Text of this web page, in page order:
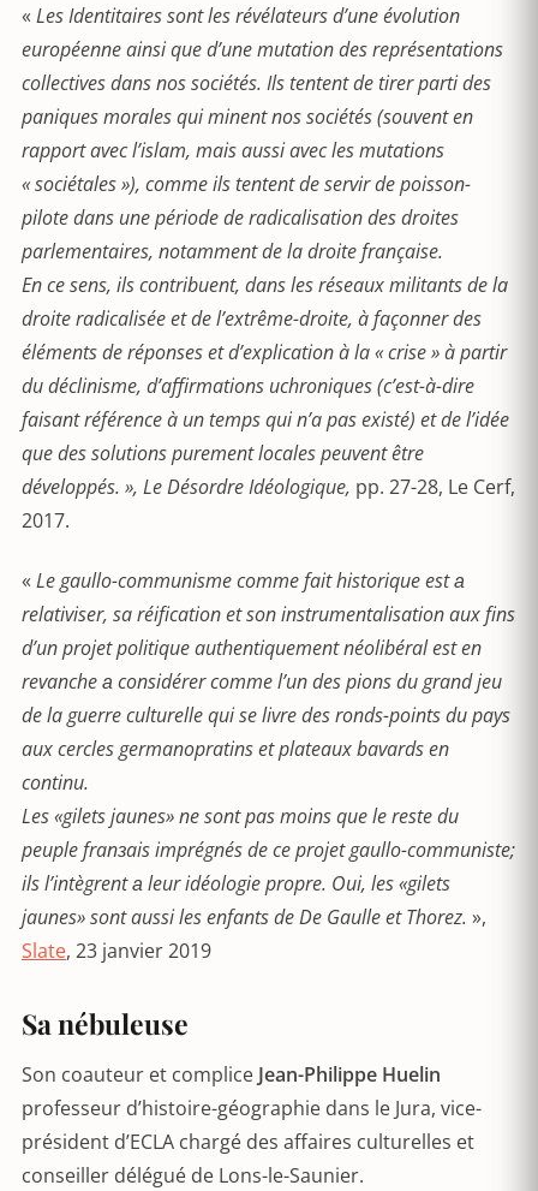
« Les Identitaires sont les révélateurs d’une évolution
européenne ainsi que d’une mutation des représentations
collectives dans nos sociétés. Ils tentent de tirer parti des
paniques morales qui minent nos sociétés (souvent en
rapport avec l’islam, mais aussi avec les mutations
« sociétales »), comme ils tentent de servir de poisson-
pilote dans une période de radicalisation des droites
parlementaires, notamment de la droite française.
En ce sens, ils contribuent, dans les réseaux militants de la
droite radicalisée et de l’extrême-droite, à façonner des
éléments de réponses et d’explication à la « crise » à partir
du déclinisme, d’affirmations uchroniques (c’est-à-dire
faisant référence à un temps qui n’a pas existé) et de l’idée
que des solutions purement locales peuvent être
développés. », Le Désordre Idéologique, pp. 27-28, Le Cerf,
2017.
« Le gaullo-communisme comme fait historique est а
relativiser, sa réification et son instrumentalisation aux fins
d’un projet politique authentiquement néolibéral est en
revanche аconsidérer comme l’un des pions du grand jeu
de la guerre culturelle qui se livre des ronds-points du pays
aux cercles germanopratins et plateaux bavards en
continu.
Les «gilets jaunes»ne sont pas moins que le reste du
peuple franзais imprégnés de ce projet gaullo-communiste;
ils l’intègrent а leur idéologie propre. Oui, les «gilets
jaunes»sont aussi les enfants de De Gaulle et Thorez. »,
Slate, 23 janvier 2019
Sa nébuleuse
Son coauteur et complice Jean-Philippe Huelin
professeur d’histoire-géographie dans le Jura, vice-
président d’ECLA chargé des affaires culturelles et
conseiller délégué de Lons-le-Saunier.